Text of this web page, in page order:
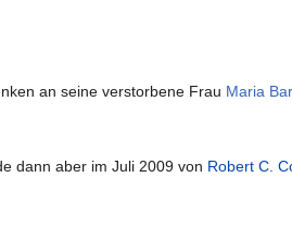
an seine verstorbene Frau Maria
dann aber im Juli 2009 von Robert C.